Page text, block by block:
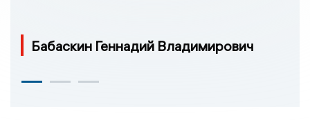
Бабаскин Геннадий Владимирович